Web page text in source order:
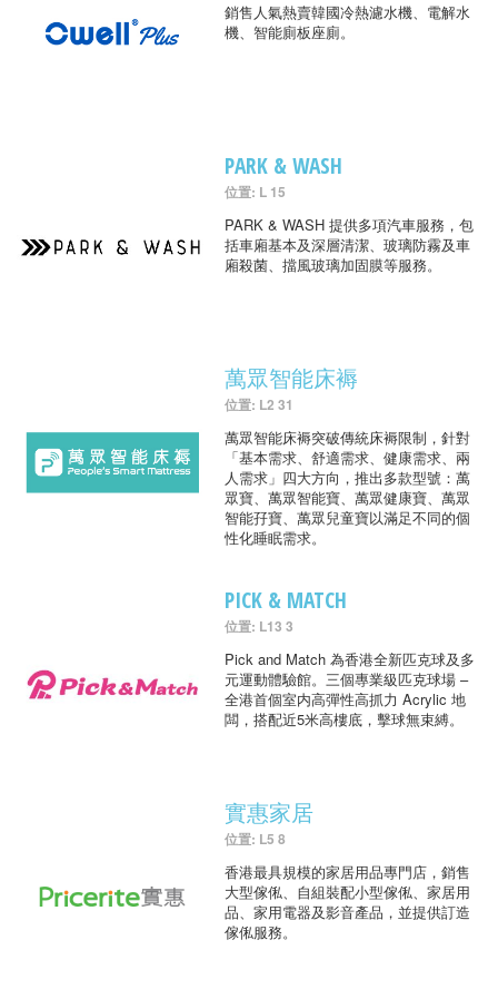
銷售人氣熱賣韓國冷熱濾水機、電解水
機、智能廁板座廁。
PARK & WASH
位置: L 15
PARK & WASH 提供多項汽車服務，包
括車廂基本及深層清潔、玻璃防霧及車
廂殺菌、擋風玻璃加固膜等服務。
萬眾智能床褥
位置: L2 31
萬眾智能床褥突破傳統床褥限制，針對
「基本需求、舒適需求、健康需求、兩
人需求」四大方向，推出多款型號：萬
眾寶、萬眾智能寶、萬眾健康寶、萬眾
智能孖寶、萬眾兒童寶以滿足不同的個
性化睡眠需求。
PICK & MATCH
位置: L13 3
Pick and Match 為香港全新匹克球及多
元運動體驗館。三個專業級匹克球場 –
全港首個室内高彈性高抓力 Acrylic 地
闆，搭配近5米高樓底，擊球無束縛。
實惠家居
位置: L5 8
香港最具規模的家居用品專門店，銷售
大型傢俬、自組裝配小型傢俬、家居用
品、家用電器及影音產品，並提供訂造
傢俬服務。